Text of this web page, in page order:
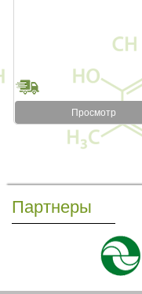
Просмотр
Партнеры